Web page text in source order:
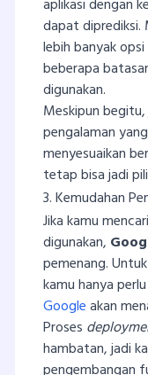
aplikasi dengan
dapat diprediksi.
lebih banyak
beberapa
digunakan.
Meskipun
pengalaman
menyesuaikan
tetap bisa jadi
3. Kemudahan
Jika kamu
digunakan,
pemenang.
kamu hanya
Googleakan
Proses
hambatan, jadi
pengembangan